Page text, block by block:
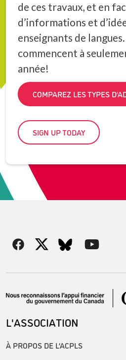
de ces travaux, et en
d’informations et
enseignants de
commencent à
année!
COMPAREZ LES TYPES
SIGN UP TODAY
L'ASSOCIATION
À PROPOS DE L’ACPLS